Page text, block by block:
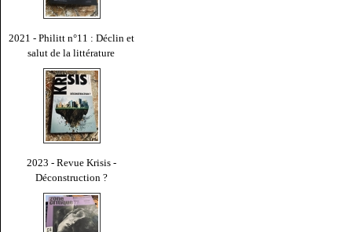
2021 - Philitt n°11 : Déclin et
salut de la littérature
2023 - Revue Krisis -
Déconstruction ?